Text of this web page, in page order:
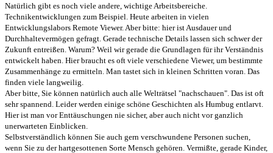
Natürlich gibt es noch viele andere, wichtige Arbeitsbereiche.
Technikentwicklungen zum Beispiel. Heute arbeiten in vielen
Entwicklungslabors Remote Viewer. Aber bitte: hier ist Ausdauer und
Durchhaltevermögen gefragt. Gerade technische Details lassen sich schwer der
Zukunft entreißen. Warum? Weil wir gerade die Grundlagen für ihr Verständnis
entwickelt haben. Hier braucht es oft viele verschiedene Viewer, um bestimmte
Zusammenhänge zu ermitteln. Man tastet sich in kleinen Schritten voran. Das
finden viele langweilig.
Aber bitte, Sie können natürlich auch alle Welträtsel "nachschauen". Das ist oft
sehr spannend. Leider werden einige schöne Geschichten als Humbug entlarvt.
Hier ist man vor Enttäuschungen nie sicher, aber auch nicht vor ganzlich
unerwarteten Einblicken.
Selbstverständlich können Sie auch gern verschwundene Personen suchen,
wenn Sie zu der hartgesottenen Sorte Mensch gehören. Vermißte, gerade Kinder,